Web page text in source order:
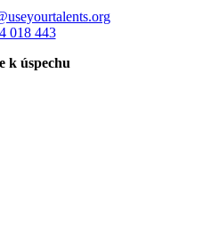
018 443
k úspechu